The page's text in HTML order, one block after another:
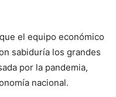
el equipo económico
sabiduría los grandes
por la pandemia,
nacional.